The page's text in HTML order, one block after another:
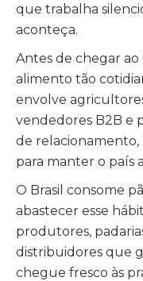
que trabalha
aconteça.
Antes de chegar ao
alimento tão
envolve
vendedores B2B e
de relacionamento,
para manter o país
O Brasil consome
abastecer esse
produtores,
distribuidores que
chegue fresco às